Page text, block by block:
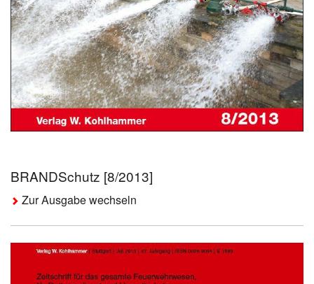
BRANDSchutz [8/2013]
Zur Ausgabe wechseln